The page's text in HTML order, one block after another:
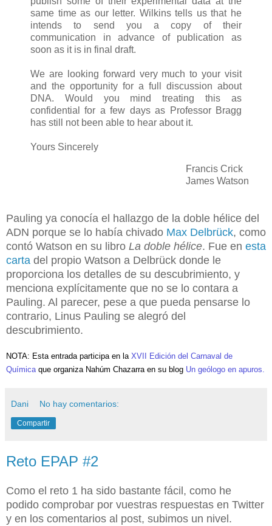
same time as our letter. Wilkins tells us that he
intends to send you a copy of their
communication in advance of publication as
soon as it is in final draft.
We are looking forward very much to your visit
and the opportunity for a full discussion about
DNA. Would you mind treating this as
confidential for a few days as Professor Bragg
has still not been able to hear about it.
Yours Sincerely
Francis Crick
James Watson
Pauling ya conocía el hallazgo de la doble hélice del
ADN porque se lo había chivado Max Delbrück, como
contó Watson en su libro La doble hélice. Fue en esta
carta del propio Watson a Delbrück donde le
proporciona los detalles de su descubrimiento, y
menciona explícitamente que no se lo contara a
Pauling. Al parecer, pese a que pueda pensarse lo
contrario, Linus Pauling se alegró del
descubrimiento.
NOTA: Esta entrada participa en la XVII Edición del Carnaval de
Química que organiza Nahúm Chazarra en su blog Un geólogo en apuros.
Dani No hay comentarios:
Compartir
Reto EPAP #2
Como el reto 1 ha sido bastante fácil, como he
podido comprobar por vuestras respuestas en Twitter
y en los comentarios al post, subimos un nivel.